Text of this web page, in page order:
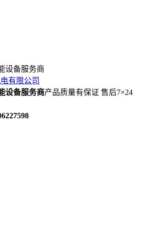
设备服务商
设备服务商产品质量有保证 售后7×24